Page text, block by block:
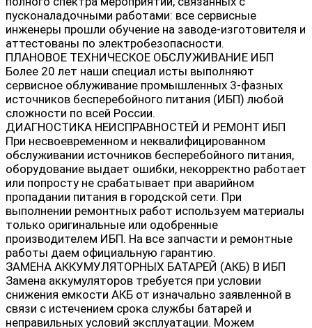
пусконаладочными работами: все сервисные
инженеры прошли обучение на заводе-изготовителя и
аттестованы по электробезопасности.
ПЛАНОВОЕ ТЕХНИЧЕСКОЕ ОБСЛУЖИВАНИЕ ИБП
Более 20 лет наши специал исты выполняют
сервисное облуживание промышленных 3-фазных
источников бесперебойного питания (ИБП) любой
сложности по всей России.
ДИАГНОСТИКА НЕИСПРАВНОСТЕЙ И РЕМОНТ ИБП
При несвоевременном и неквалифицированном
обслуживании источников бесперебойного питания,
оборудование выдает ошибки, некорректно работает
или попросту не срабатывает при аварийном
пропадании питания в городской сети. При
выполнении ремонтных работ используем материалы
только оригинальные или одобренные
производителем ИБП. На все запчасти и ремонтные
работы даем официальную гарантию.
ЗАМЕНА АККУМУЛЯТОРНЫХ БАТАРЕЙ (АКБ) В ИБП
Замена аккумуляторов требуется при условии
снижения емкости АКБ от изначально заявленной в
связи с истечением срока службы батарей и
неправильных условий эксплуатации. Можем